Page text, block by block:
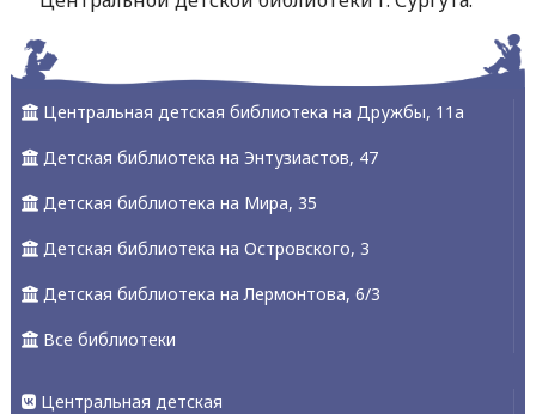
Центральная детская библиотека на Дружбы, 11а
Детская библиотека на Энтузиастов, 47
Детская библиотека на Мира, 35
Детская библиотека на Островского, 3
Детская библиотека на Лермонтова, 6/3
Все библиотеки
Центральная детская